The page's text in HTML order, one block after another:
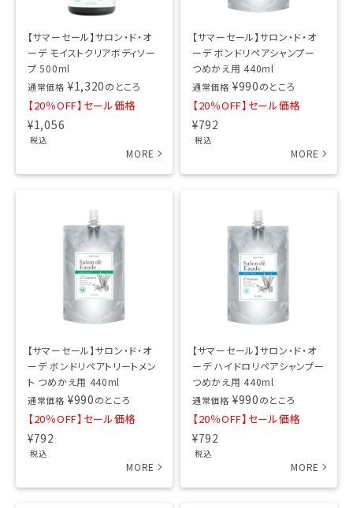
【サマーセール】サロン・ド・オ
ーデ モイストクリアボディソー
プ 500ml
通常価格 ¥1,320のところ
【20％OFF】セール価格
¥1,056
税込
【サマーセール】サロン・ド・オ
ーデ ボンドリペアシャンプー
つめかえ用 440ml
通常価格 ¥990のところ
【20％OFF】セール価格
¥792
税込
【サマーセール】サロン・ド・オ
ーデ ボンドリペアトリートメン
ト つめかえ用 440ml
通常価格 ¥990のところ
【20％OFF】セール価格
¥792
税込
【サマーセール】サロン・ド・オ
ーデ ハイドロリペアシャンプー
つめかえ用 440ml
通常価格 ¥990のところ
【20％OFF】セール価格
¥792
税込